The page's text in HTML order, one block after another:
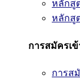
หลักสู
หลักสู
การสมัครเ
การส